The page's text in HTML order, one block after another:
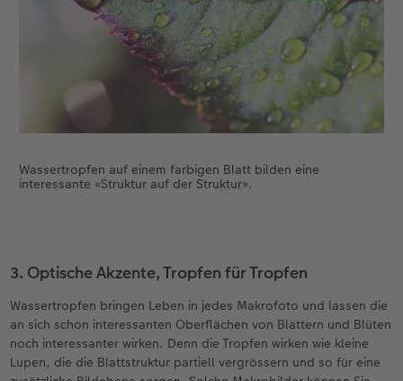
Wassertropfen auf einem farbigen Blatt bilden eine
interessante «Struktur auf der Struktur».
3. Optische Akzente, Tropfen für Tropfen
Wassertropfen bringen Leben in jedes Makrofoto und lassen die
an sich schon interessanten Oberflächen von Blättern und Blüten
noch interessanter wirken. Denn die Tropfen wirken wie kleine
Lupen, die die Blattstruktur partiell vergrössern und so für eine